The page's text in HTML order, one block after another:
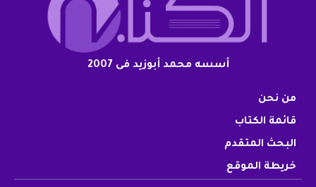
أسسه محمد أبوزيد فى 2007
من نحن
قائمة الكتاب
البحث المتقدم
خريطة الموقع